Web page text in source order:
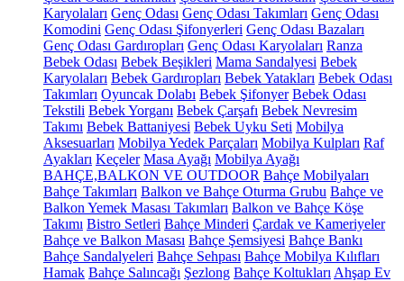
Karyolaları Genç Odası Genç Odası Takımları Genç Odası
Komodini Genç Odası Şifonyerleri Genç Odası Bazaları
Genç Odası Gardıropları Genç Odası Karyolaları Ranza
Bebek Odası Bebek Beşikleri Mama Sandalyesi Bebek
Karyolaları Bebek Gardıropları Bebek Yatakları Bebek Odası
Takımları Oyuncak Dolabı Bebek Şifonyer Bebek Odası
Tekstili Bebek Yorganı Bebek Çarşafı Bebek Nevresim
Takımı Bebek Battaniyesi Bebek Uyku Seti Mobilya
Aksesuarları Mobilya Yedek Parçaları Mobilya Kulpları Raf
Ayakları Keçeler Masa Ayağı Mobilya Ayağı
BAHÇE,BALKON VE OUTDOOR Bahçe Mobilyaları
Bahçe Takımları Balkon ve Bahçe Oturma Grubu Bahçe ve
Balkon Yemek Masası Takımları Balkon ve Bahçe Köşe
Takımı Bistro Setleri Bahçe Minderi Çardak ve Kameriyeler
Bahçe ve Balkon Masası Bahçe Şemsiyesi Bahçe Bankı
Bahçe Sandalyeleri Bahçe Sehpası Bahçe Mobilya Kılıfları
Hamak Bahçe Salıncağı Şezlong Bahçe Koltukları Ahşap Ev